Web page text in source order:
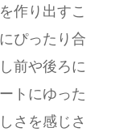
作り出すこ
ぴったり合
前や後ろに
トにゆった
さを感じさ